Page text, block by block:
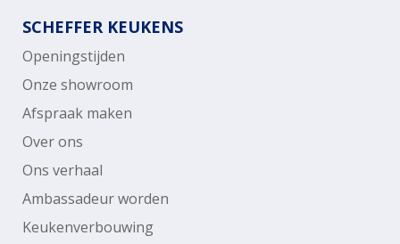
SCHEFFER KEUKENS
Openingstijden
Onze showroom
Afspraak maken
Over ons
Ons verhaal
Ambassadeur worden
Keukenverbouwing